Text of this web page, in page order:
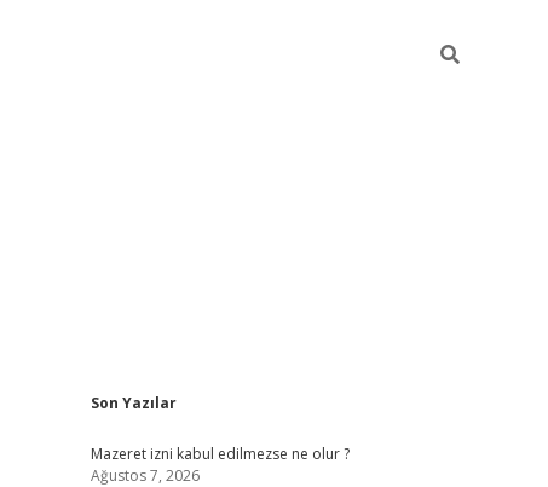
Sidebar
Son Yazılar
Mazeret izni kabul edilmezse ne olur ?
Ağustos 7, 2026